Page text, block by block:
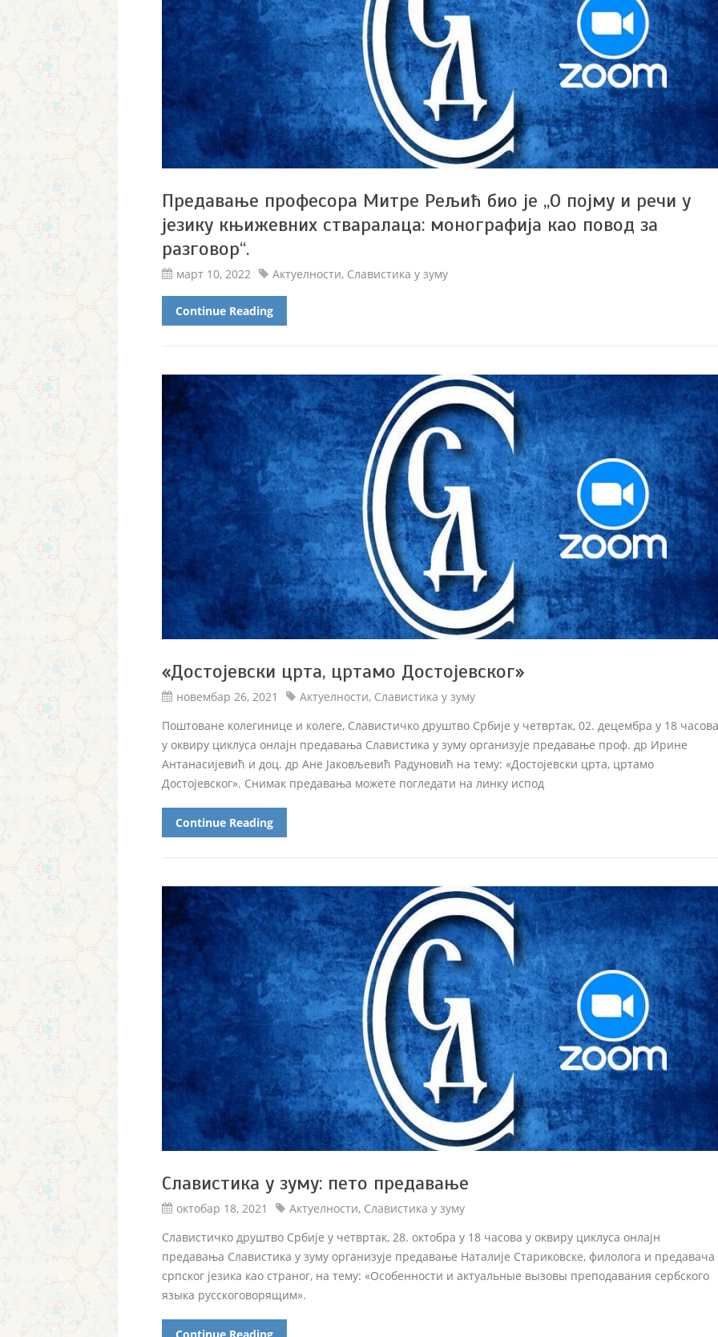
Предавање професора Митре Рељић био је „О појму и речи у
језику књижевних стваралаца: монографија као повод за
разговор“.
март 10, 2022 Актуелности, Славистика у зуму
Continue Reading
«Достојевски црта, цртамо Достојевског»
новембар 26, 2021 Актуелности, Славистика у зуму
Поштоване колегинице и колеге, Славистичко друштво Србије у четвртак, 02. децембра у 18 часова
у оквиру циклуса онлајн предавања Славистика у зуму организује предавање проф. др Ирине
Антанасијевић и доц. др Ане Јаковљевић Радуновић на тему: «Достојевски црта, цртамо
Достојевског». Снимак предавања можете погледати на линку испод
Continue Reading
Славистика у зуму: пето предавање
октобар 18, 2021 Актуелности, Славистика у зуму
Славистичко друштво Србије у четвртак, 28. октобра у 18 часова у оквиру циклуса онлајн
предавања Славистика у зуму организује предавање Наталије Стариковске, филолога и предавача
српског језика као страног, на тему: «Особенности и актуальные вызовы преподавания сербского
языка русскоговорящим».